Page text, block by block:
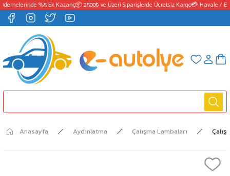
%5 Ek Kazanç📦 2500₺ ve Üzeri Siparişlerde Ücretsiz Kargo💳 Havale /
Anasayfa Aydınlatma Çalışma Lambaları